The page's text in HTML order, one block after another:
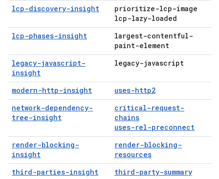
lcp-discovery-insight
prioritize-lcp-image
lcp-lazy-loaded
lcp-phases-insight
largest-contentful-
paint-element
legacy-javascript-
insight
legacy-javascript
modern-http-insight
uses-http2
network-dependency-
tree-insight
critical-request-
chains
uses-rel-preconnect
render-blocking-
insight
render-blocking-
resources
third-parties-insight
third-party-summary